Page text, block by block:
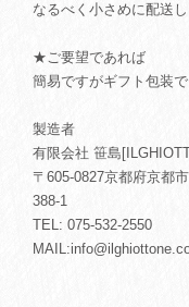
なるべく小さめに配送
★ご要望であれば
簡易ですがギフト包装
製造者
有限会社 笹島
〒605-0827京都府京都
388-1
TEL: 075-532-2550
MAIL: